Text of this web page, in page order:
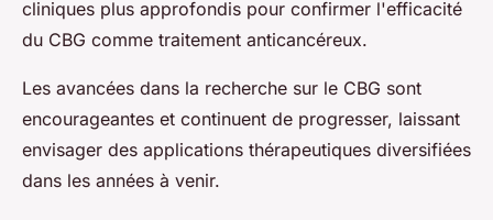
cliniques plus approfondis pour confirmer l'efficacité
du CBG comme traitement anticancéreux.
Les avancées dans la recherche sur le CBG sont
encourageantes et continuent de progresser, laissant
envisager des applications thérapeutiques diversifiées
dans les années à venir.